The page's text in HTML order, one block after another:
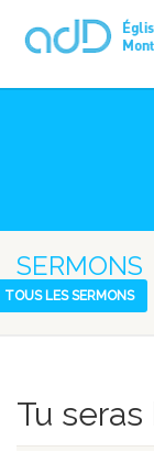
SERMONS
TOUS LES SERMONS
Tu